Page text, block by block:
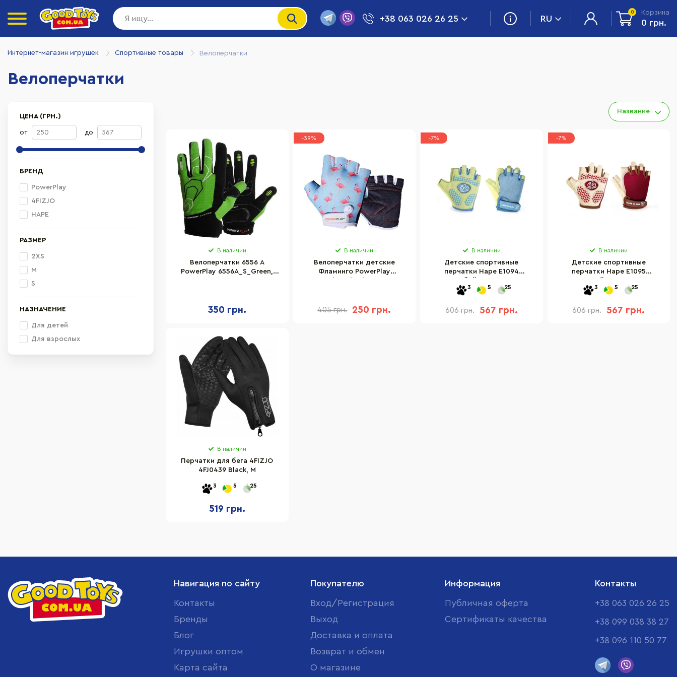
+38 063 026 26 25 RU
0 Корзина
0 грн.
Интернет-магазин игрушек Спортивные товары Велоперчатки
Велоперчатки
ЦЕНА (ГРН.)
от до
БРЕНД
PowerPlay
4FIZJO
HAPE
РАЗМЕР
2XS
M
S
НАЗНАЧЕНИЕ
Для детей
Для взрослых
Название
В наличии
Велоперчатки 6556 А
PowerPlay 6556A_S_Green,
350 грн.
-39%
В наличии
Велоперчатки детские
Фламинго PowerPlay
405 грн. 250 грн.
-7%
В наличии
Детские спортивные
перчатки Hape E1094
3 5 25
606 грн. 567 грн.
-7%
В наличии
Детские спортивные
перчатки Hape E1095
3 5 25
606 грн. 567 грн.
В наличии
Перчатки для бега 4FIZJO
4FJ0439 Black, M
3 5 25
519 грн.
Навигация по сайту
Контакты
Бренды
Блог
Игрушки оптом
Карта сайта
Покупателю
Вход/Регистрация
Выход
Доставка и оплата
Возврат и обмен
О магазине
Информация
Публичная оферта
Сертификаты качества
Контакты
+38 063 026 26 25
+38 099 038 38 27
+38 096 110 50 77